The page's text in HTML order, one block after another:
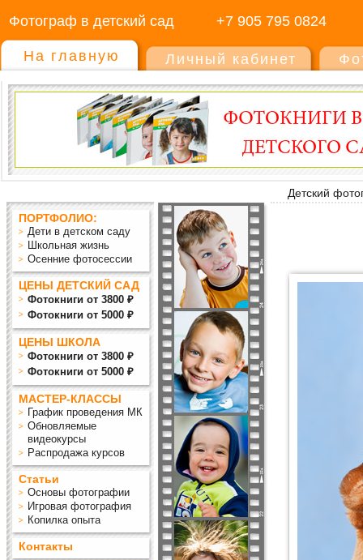
Фотограф в детский сад +7 905 795 0824
На главную Личный кабинет
Детский
ПОРТФОЛИО:
Дети в детском саду
Школьная жизнь
Осенние фотосессии
ЦЕНЫ ДЕТСКИЙ САД
Фотокниги от 3800 ₽
Фотокниги от 5000 ₽
ЦЕНЫ ШКОЛА
Фотокниги от 3800 ₽
Фотокниги от 5000 ₽
МАСТЕР-КЛАССЫ
График проведения МК
Обновляемые
видеокурсы
Распродажа курсов
Статьи
Основы фотографии
Игровая фотография
Копилка опыта
Контакты